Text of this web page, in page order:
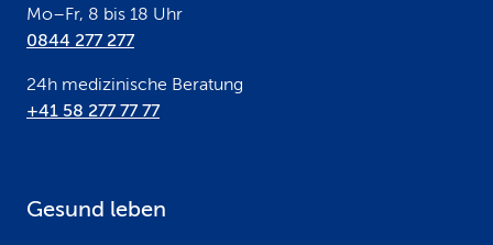
Mo–Fr, 8 bis 18 Uhr
0844 277 277
24h medizinische Beratung
+41 58 277 77 77
Gesund leben